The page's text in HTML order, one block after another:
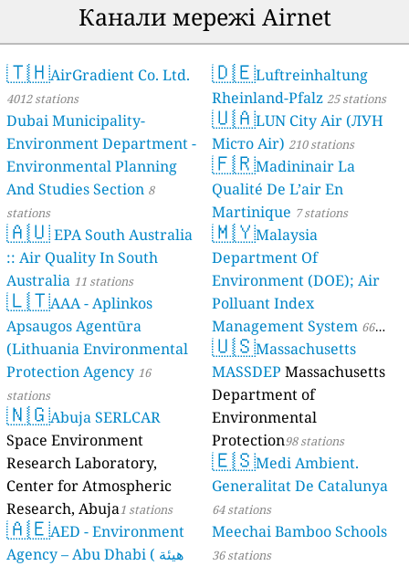
Канали мережі Airnet
🇹🇭AirGradient Co. Ltd.
4012 stations
Dubai Municipality-
Environment Department -
Environmental Planning
And Studies Section 8
stations
🇦🇺EPA South Australia
:: Air Quality In South
Australia 11 stations
🇱🇹AAA - Aplinkos
Apsaugos Agentūra
(Lithuania Environmental
Protection Agency 16
stations
🇳🇬Abuja SERLCAR
Space Environment
Research Laboratory,
Center for Atmospheric
Research, Abuja1 stations
🇦🇪AED - Environment
Agency – Abu Dhabi ( هيئة
🇩🇪Luftreinhaltung
Rheinland-Pfalz 25 stations
🇺🇦LUN City Air (ЛУН
Місто Air) 210 stations
🇫🇷Madininair La
Qualité De L’air En
Martinique 7 stations
🇲🇾Malaysia
Department Of
Environment (DOE); Air
Polluant Index
Management System 66
stations
🇺🇸Massachusetts
MASSDEP Massachusetts
Department of
Environmental
Protection98 stations
🇪🇸Medi Ambient.
Generalitat De Catalunya
64 stations
Meechai Bamboo Schools
36 stations